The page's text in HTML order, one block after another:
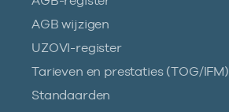
AGB wijzigen
UZOVI-register
Tarieven en prestaties (TOG/IFM)
Standaarden